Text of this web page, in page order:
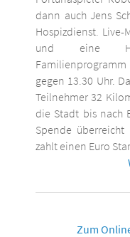
dann auch Jens
Hospizdienst. Live-
und eine
gegen 13.30 Uhr.
Teilnehmer 32
die Stadt bis nach
Spende
zahlt einen Euro
Zum